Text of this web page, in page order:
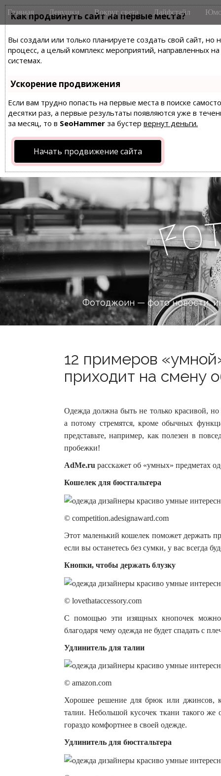
Как продвинуть сайт на первые места?
Вы создали или только планируете создать свой сайт,
процесс, а целый комплекс мероприятий, направленных
системах.
Ускорение продвижения
Если вам трудно попасть на первые места в поиске
десятки раз, а первые результаты появляются уже в
за месяц, то в SeoHammer за бустер вернут деньги.
Начать продвижение сайта
M
a
n
m
e
n
u
i
Главная Девушки Вокруг света Лайфстайл
Fo
Фотоджоин — фото новости,
12 примеров
приходит на смену
Одежда должна быть не только красивой,
а потому стремятся, кроме обычных
представьте, например, как полезен в
пробежки!
AdMe.ru расскажет об «умных» предметах
Кошелек для бюстгальтера
© competition.adesignaward.com
Этот маленький кошелек поможет держать
если вы останетесь без сумки, у вас всегда
Кнопки, чтобы держать блузку
© lovethataccessory.com
С помощью эти изящных кнопочек можно
благодаря чему одежда не будет спадать с
Удлинитель для талии
© amazon.com
Хорошее решение для брюк или джинсов,
талии. Небольшой кусочек ткани такого же
гораздо комфортнее в своей одежде.
Удлинитель для бюстгальтера